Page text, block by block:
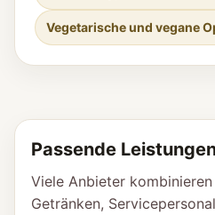
Vegetarische und vegane
Passende
Viele Anbieter
Getränken,